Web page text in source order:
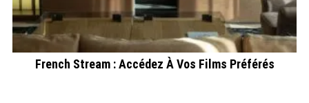
French Stream : Accédez À Vos Films Préférés